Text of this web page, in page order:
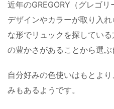
近年のGREGORY（グレゴ
デザインやカラーが取り入
な形でリュックを探してい
の豊かさがあることから選ぶ
自分好みの色使いはもとよ
みもあるようです。